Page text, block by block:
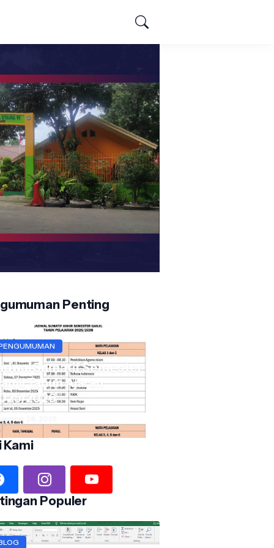
Penting
Sumatif Semester
Tahun Ajaran
2026
Kami
Populer